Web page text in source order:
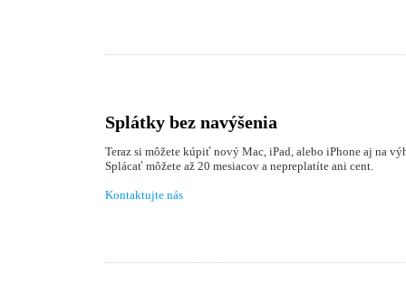
Splátky bez navýšenia
Teraz si môžete kúpiť nový Mac, iPad, alebo iPhone aj na
Splácať môžete až 20 mesiacov a nepreplatíte ani cent.
Kontaktujte nás